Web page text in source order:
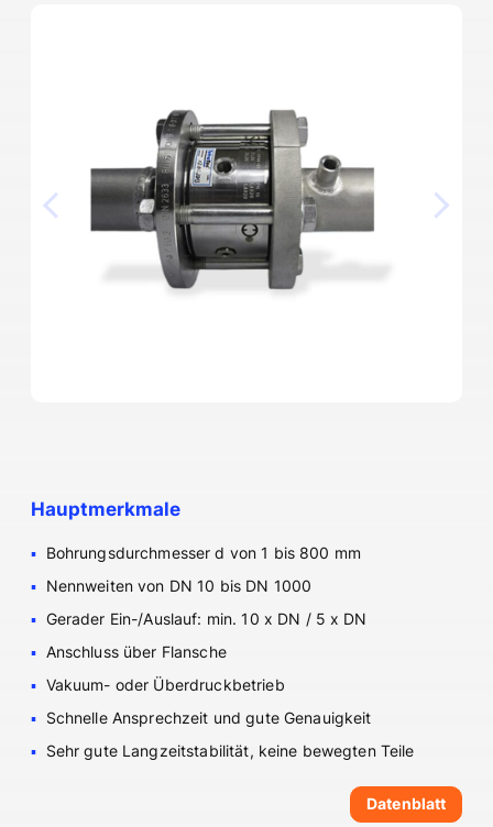
Hauptmerkmale
Bohrungsdurchmesser d von 1 bis 800 mm
Nennweiten von DN 10 bis DN 1000
Gerader Ein-/Auslauf: min. 10 x DN / 5 x DN
Anschluss über Flansche
Vakuum- oder Überdruckbetrieb
Schnelle Ansprechzeit und gute Genauigkeit
Sehr gute Langzeitstabilität, keine bewegten Teile
Datenblatt